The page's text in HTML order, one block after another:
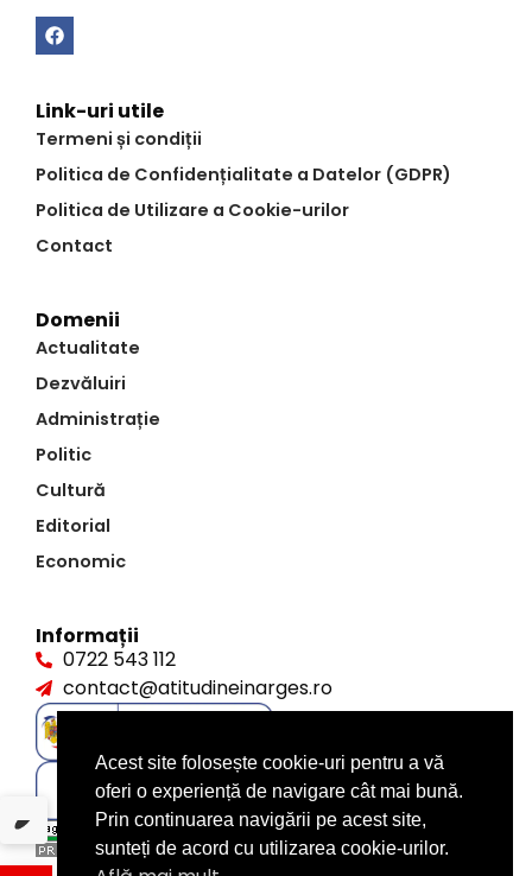
Link-uri utile
Termeni și condiții
Politica de Confidențialitate a Datelor (GDPR)
Politica de Utilizare a Cookie-urilor
Contact
Domenii
Actualitate
Dezvăluiri
Administrație
Politic
Cultură
Editorial
Economic
Informații
0722 543 112
contact@atitudineinarges.ro
Acest site folosește cookie-uri pentru a vă
oferi o experiență de navigare cât mai bună.
Prin continuarea navigării pe acest site,
sunteți de acord cu utilizarea cookie-urilor.